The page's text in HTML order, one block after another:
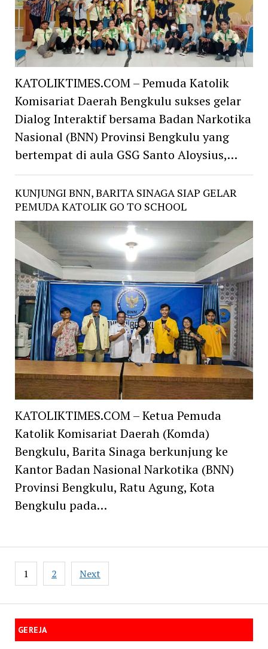
GEREJA
KATOLIKTIMES.COM – Pemuda Katolik
Komisariat Daerah Bengkulu sukses gelar
Dialog Interaktif bersama Badan Narkotika
Nasional (BNN) Provinsi Bengkulu yang
bertempat di aula GSG Santo Aloysius,…
KUNJUNGI BNN, BARITA SINAGA SIAP GELAR
PEMUDA KATOLIK GO TO SCHOOL
KATOLIKTIMES.COM – Ketua Pemuda
Katolik Komisariat Daerah (Komda)
Bengkulu, Barita Sinaga berkunjung ke
Kantor Badan Nasional Narkotika (BNN)
Provinsi Bengkulu, Ratu Agung, Kota
Bengkulu pada…
Posts
navigation
1 2 Next